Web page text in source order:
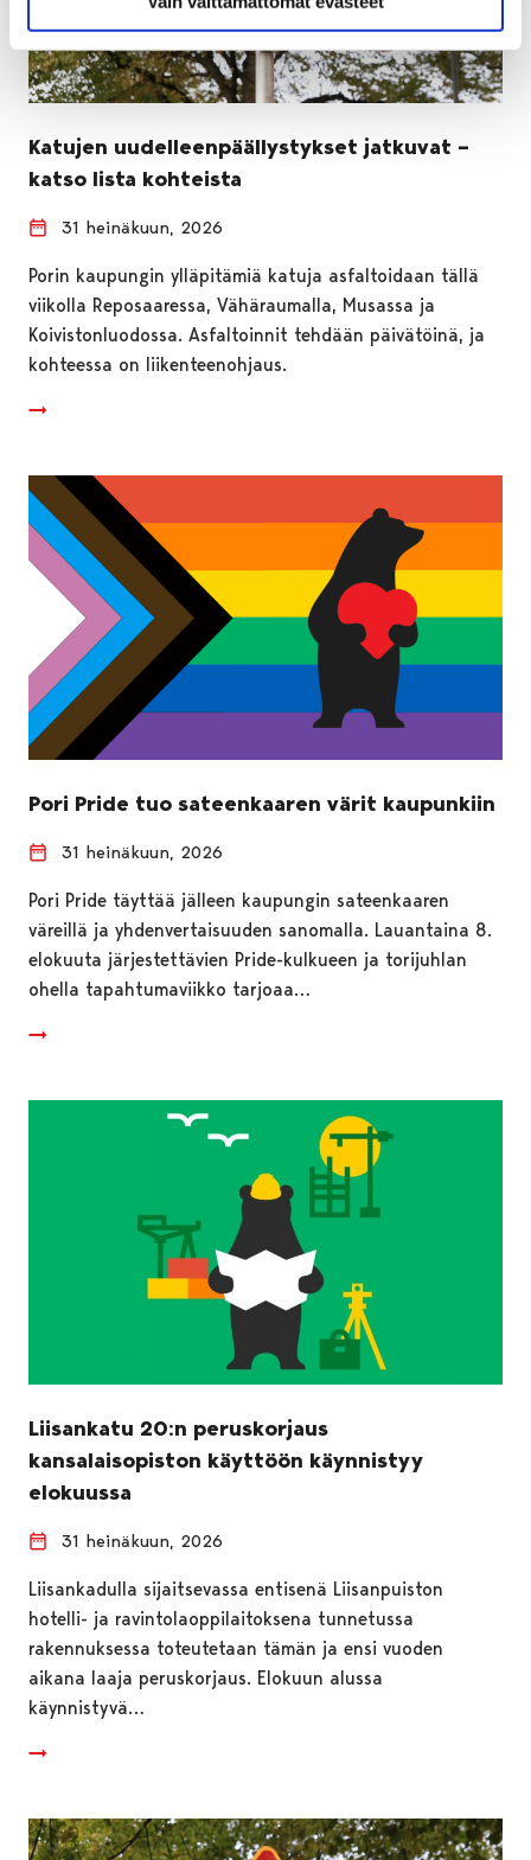
Katujen uudelleenpäällystykset jatkuvat –
katso lista kohteista
31 heinäkuun, 2026
Porin kaupungin ylläpitämiä katuja asfaltoidaan tällä
viikolla Reposaaressa, Vähäraumalla, Musassa ja
Koivistonluodossa. Asfaltoinnit tehdään päivätöinä, ja
kohteessa on liikenteenohjaus.
Pori Pride tuo sateenkaaren värit kaupunkiin
31 heinäkuun, 2026
Pori Pride täyttää jälleen kaupungin sateenkaaren
väreillä ja yhdenvertaisuuden sanomalla. Lauantaina 8.
elokuuta järjestettävien Pride-kulkueen ja torijuhlan
ohella tapahtumaviikko tarjoaa…
Liisankatu 20:n peruskorjaus
kansalaisopiston käyttöön käynnistyy
elokuussa
31 heinäkuun, 2026
Liisankadulla sijaitsevassa entisenä Liisanpuiston
hotelli- ja ravintolaoppilaitoksena tunnetussa
rakennuksessa toteutetaan tämän ja ensi vuoden
aikana laaja peruskorjaus. Elokuun alussa
käynnistyvä…